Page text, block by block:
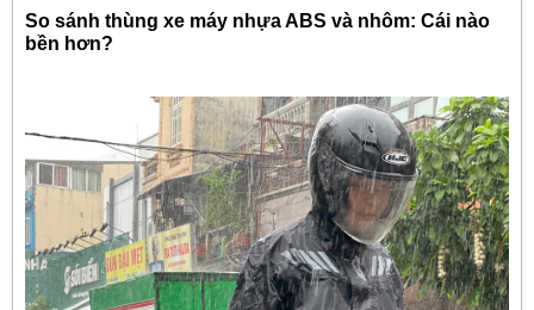
So sánh thùng xe máy nhựa ABS và nhôm: Cái nào
bền hơn?